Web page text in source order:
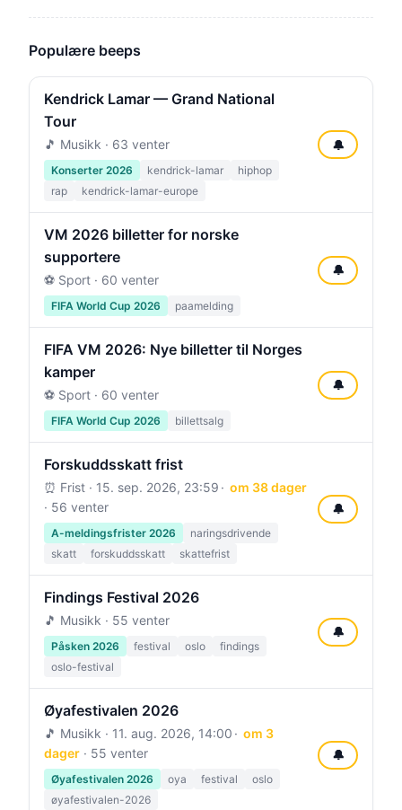
Populære beeps
Kendrick Lamar — Grand National
Tour
🎵 Musikk · 63 venter
Konserter 2026 kendrick-lamar
hiphop
rap
kendrick-lamar-europe
🔔
VM 2026 billetter for norske
supportere
⚽ Sport · 60 venter
FIFA World Cup 2026 paamelding
🔔
FIFA VM 2026: Nye billetter til Norges
kamper
⚽ Sport · 60 venter
FIFA World Cup 2026 billettsalg
🔔
Forskuddsskatt frist
⏰ Frist · 15. sep. 2026, 23:59
om 38 dager
· 56 venter
A-meldingsfrister 2026
naringsdrivende
skatt
forskuddsskatt skattefrist
🔔
Findings Festival 2026
🎵 Musikk · 55 venter
Påsken 2026 festival oslo
findings
oslo-festival
🔔
Øyafestivalen 2026
🎵 Musikk · 11. aug. 2026, 14:00
om 3
dager · 55 venter
Øyafestivalen 2026 oya festival
oslo
øyafestivalen-2026
🔔